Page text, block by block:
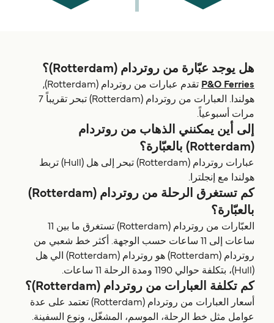
هل يوجد عبّارة من روتردام (Rotterdam)؟
P&O Ferries
تقدم عبارات من روتردام (Rotterdam),
هولندا. العبارات من روتردام (Rotterdam) تبحر تقريباً 7
مرات أسبوعياً.
إلى أين يمكنني الذهاب من روتردام
عبارات روتردام (Rotterdam) تبحر إلى هل (Hull) تربط
هولندا مع إنجلترا.
كم تستغرق الرحلة من روتردام (Rotterdam)
بالعبّارة؟
العبّارات من روتردام (Rotterdam) تستغرق ما بين 11
ساعات إلى 11 ساعات حسب الوجهة. أكثر خط شعبي من
روتردام (Rotterdam) هو روتردام (Rotterdam) الي هل
كم تكلفة العبارات من روتردام (Rotterdam)؟
أسعار العبارات من روتردام (Rotterdam) تعتمد على عدة
عوامل مثل خط الرحلة، الموسم، المشغّل، ونوع السفينة.